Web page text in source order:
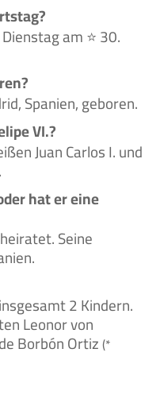
am ⭐ 30.
Spanien, geboren.
VI.?
Juan Carlos I. und
hat er eine
Seine
2 Kindern.
Leonor von
Borbón Ortiz(*